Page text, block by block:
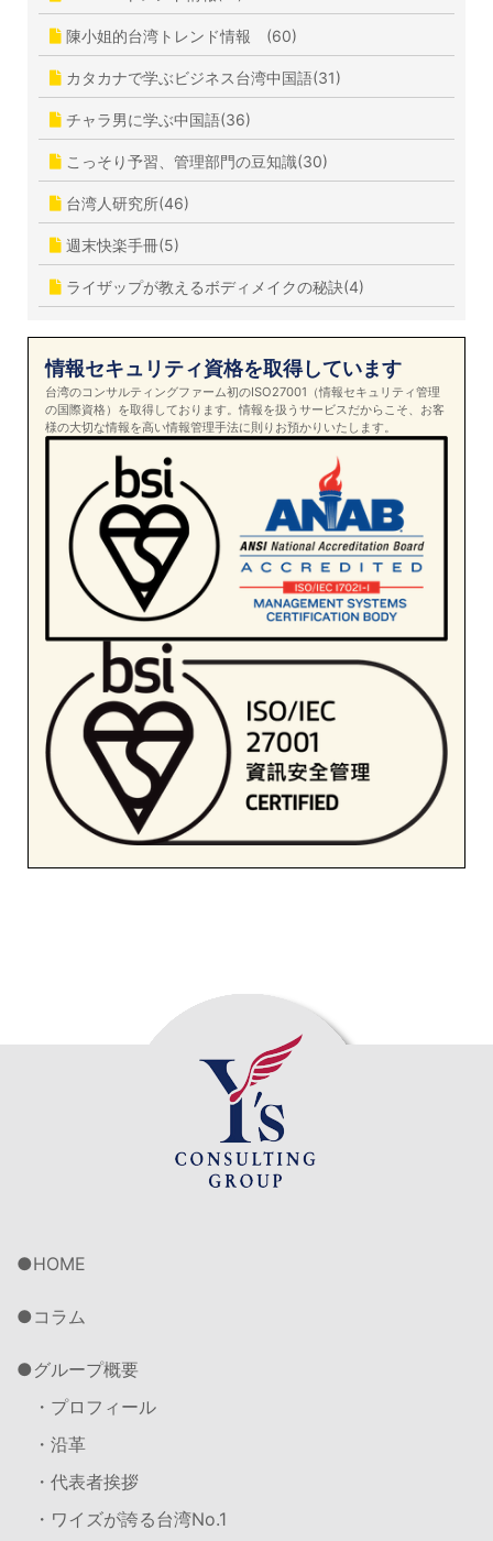
陳小姐的台湾トレンド情報 (60)
カタカナで学ぶビジネス台湾中国語(31)
チャラ男に学ぶ中国語(36)
こっそり予習、管理部門の豆知識(30)
台湾人研究所(46)
週末快楽手冊(5)
ライザップが教えるボディメイクの秘訣(4)
情報セキュリティ資格を取得しています
台湾のコンサルティングファーム初のISO27001（情報セキュリティ管理
の国際資格）を取得しております。情報を扱うサービスだからこそ、お客
様の大切な情報を高い情報管理手法に則りお預かりいたします。
HOME
コラム
グループ概要
・プロフィール
・沿革
・代表者挨拶
・ワイズが誇る台湾No.1